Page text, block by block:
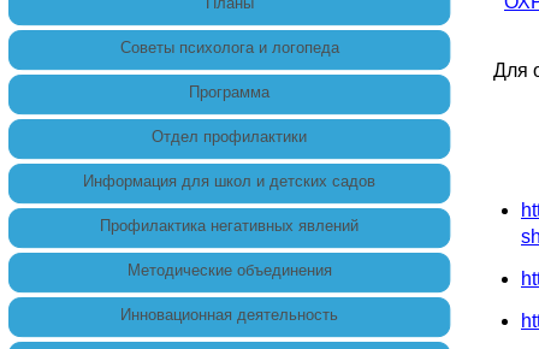
Советы психолога и логопеда
Программа
Отдел профилактики
Информация для школ и детских садов
Профилактика негативных явлений
Методические объединения
Инновационная деятельность
Для